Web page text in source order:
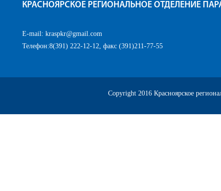
КРАСНОЯРСКОЕ РЕГИОНАЛЬНОЕ ОТДЕЛЕНИЕ
E-mail: kraspkr@gmail.com
Телефон:8(391) 222-12-12, факс (391)211-77-55
Copyright 2016 Красноярское